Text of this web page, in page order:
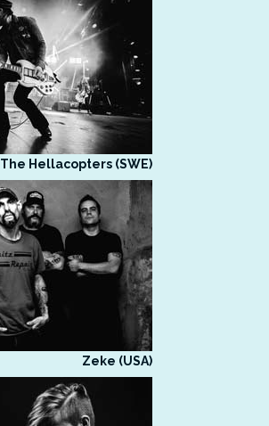
The Hellacopters (SWE)
Zeke (USA)